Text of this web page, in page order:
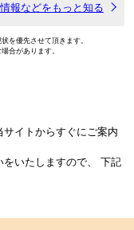
報などをもっと知る
を優先させて頂きます。
合があります。
イトからすぐにご案内
いたしますので、 下記